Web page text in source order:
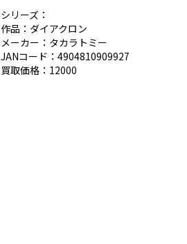
シリーズ：
作品：ダイアクロン
メーカー：タカラトミー
JANコード：4904810909927
買取価格：12000